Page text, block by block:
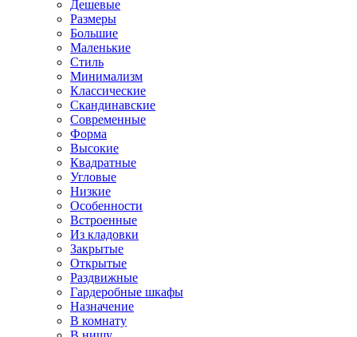
Дешевые
Размеры
Большие
Маленькие
Стиль
Минимализм
Классические
Скандинавские
Современные
Форма
Высокие
Квадратные
Угловые
Низкие
Особенности
Встроенные
Из кладовки
Закрытые
Открытые
Раздвижные
Гардеробные шкафы
Назначение
В комнату